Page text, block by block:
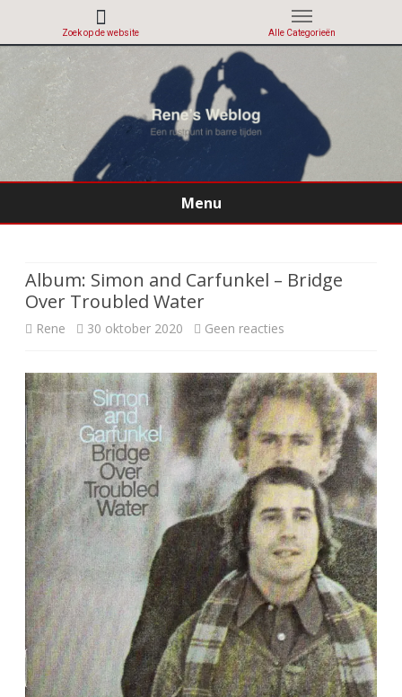
Menu
Ga
de
inhoud
Album: Simon and Carfunkel – Bridge
Over Troubled Water
Rene 30 oktober 2020 Geen reacties
Simon
and
Carfunkel
–
Bridge
Over
Troubled
Water